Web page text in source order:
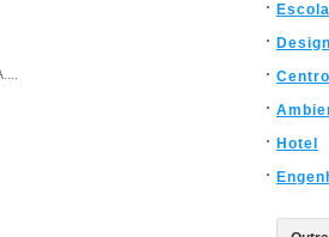
...
Escola
Design
Centro
Hotel